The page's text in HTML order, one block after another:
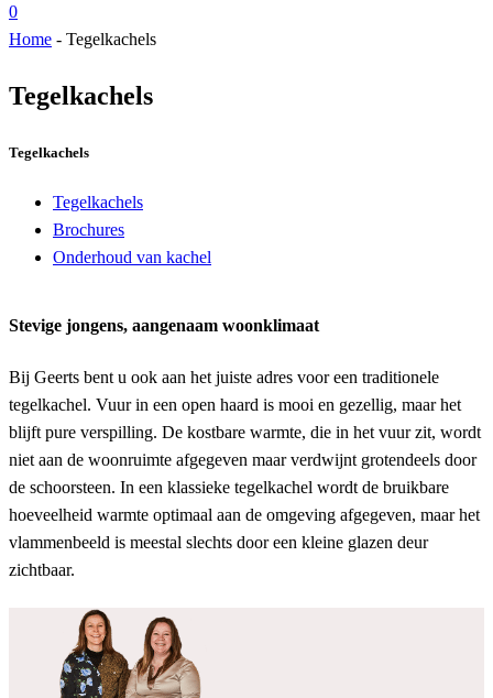
0
Home - Tegelkachels
Tegelkachels
Tegelkachels
Tegelkachels
Brochures
Onderhoud van kachel
Stevige jongens, aangenaam woonklimaat
Bij Geerts bent u ook aan het juiste adres voor een traditionele
tegelkachel. Vuur in een open haard is mooi en gezellig, maar het
blijft pure verspilling. De kostbare warmte, die in het vuur zit, wordt
niet aan de woonruimte afgegeven maar verdwijnt grotendeels door
de schoorsteen. In een klassieke tegelkachel wordt de bruikbare
hoeveelheid warmte optimaal aan de omgeving afgegeven, maar het
vlammenbeeld is meestal slechts door een kleine glazen deur
zichtbaar.